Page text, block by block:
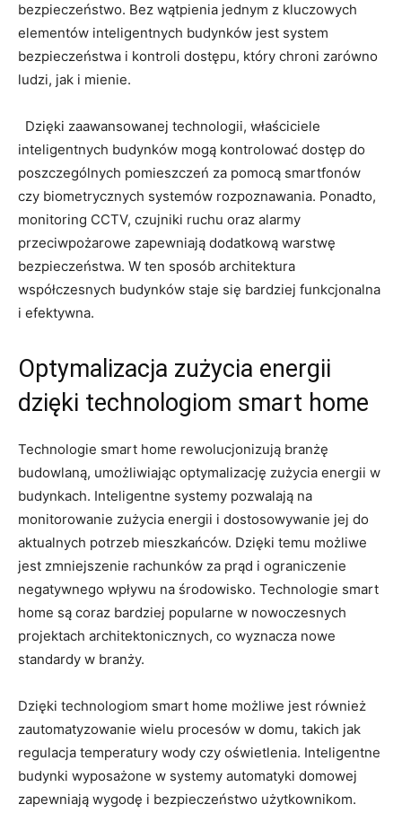
bezpieczeństwo. Bez wątpienia jednym z‍ kluczowych
elementów⁢ inteligentnych budynków jest ⁣system
⁢bezpieczeństwa i kontroli dostępu, który ⁢chroni zarówno⁤
ludzi, jak i mienie.
‍ ‍ Dzięki zaawansowanej technologii, ⁢właściciele
inteligentnych⁤ budynków ‌mogą kontrolować dostęp do
poszczególnych pomieszczeń za pomocą smartfonów⁢
czy‌ biometrycznych systemów rozpoznawania. Ponadto,‍
monitoring⁤ CCTV, ‍czujniki ruchu oraz alarmy
przeciwpożarowe zapewniają dodatkową warstwę
bezpieczeństwa. W ten sposób architektura
współczesnych budynków staje‌ się bardziej funkcjonalna
‌i efektywna.
Optymalizacja zużycia ​energii
dzięki technologiom smart home
Technologie smart ⁤home rewolucjonizują branżę
budowlaną, umożliwiając optymalizację zużycia energii w
budynkach. Inteligentne systemy pozwalają ‍na
⁣monitorowanie zużycia energii ‌i dostosowywanie‍ jej do⁢
aktualnych potrzeb⁤ mieszkańców. Dzięki temu możliwe
jest ​zmniejszenie rachunków za‍ prąd i ograniczenie
negatywnego wpływu na ⁣środowisko. Technologie smart‍
home ⁣są​ coraz‌ bardziej popularne w⁤ nowoczesnych
projektach architektonicznych, co wyznacza⁤ nowe
‍standardy ​w branży.
Dzięki ⁣technologiom⁢ smart home możliwe jest również
zautomatyzowanie wielu procesów ⁤w domu, takich jak ​
regulacja⁣ temperatury wody ‌czy oświetlenia. Inteligentne
budynki wyposażone w systemy‌ automatyki domowej
zapewniają wygodę⁤ i bezpieczeństwo użytkownikom.